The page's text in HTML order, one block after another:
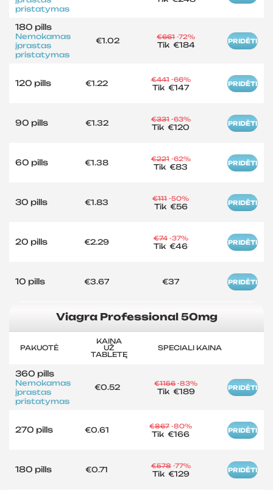
pristatymas
180 pills
Nemokamas
įprastas
pristatymas
€1.02 €661 -72%
Tik €184 PRIDĖTI
120 pills €1.22 €441 -66%
Tik€147 PRIDĖTI
90 pills €1.32 €331 -63%
Tik€120 PRIDĖTI
60 pills €1.38 €221 -62%
Tik€83 PRIDĖTI
30 pills €1.83 €111 -50%
Tik €56 PRIDĖTI
20 pills €2.29 €74 -37%
Tik€46 PRIDĖTI
10 pills €3.67 €37 PRIDĖTI
Viagra Professional 50mg
PAKUOTĖ
KAINA
UŽ
TABLETĘ
SPECIALI KAINA
360 pills
Nemokamas
įprastas
pristatymas
€0.52 €1156 -83%
Tik €189 PRIDĖTI
270 pills €0.61 €867 -80%
Tik€166 PRIDĖTI
180 pills €0.71 €578 -77%
Tik €129 PRIDĖTI